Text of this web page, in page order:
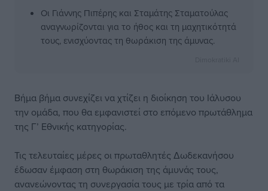
Οι Γιάννης Πιπέρης και Σταμάτης Σταματούλας
αναγνωρίζονται για το ήθος και τη μαχητικότητά
τους, ενισχύοντας τη θωράκιση της άμυνας.
Βήμα βήμα συνεχίζει να χτίζει η διοίκηση του Ιάλυσου
την ομάδα, που θα εμφανιστεί στο επόμενο πρωτάθλημα
της Γ’ Εθνικής κατηγορίας.
Τις τελευταίες μέρες οι πρωταθλητές Δωδεκανήσου
έδωσαν έμφαση στη θωράκιση της άμυνάς τους,
ανανεώνοντας τη συνεργασία τους με τρία από τα